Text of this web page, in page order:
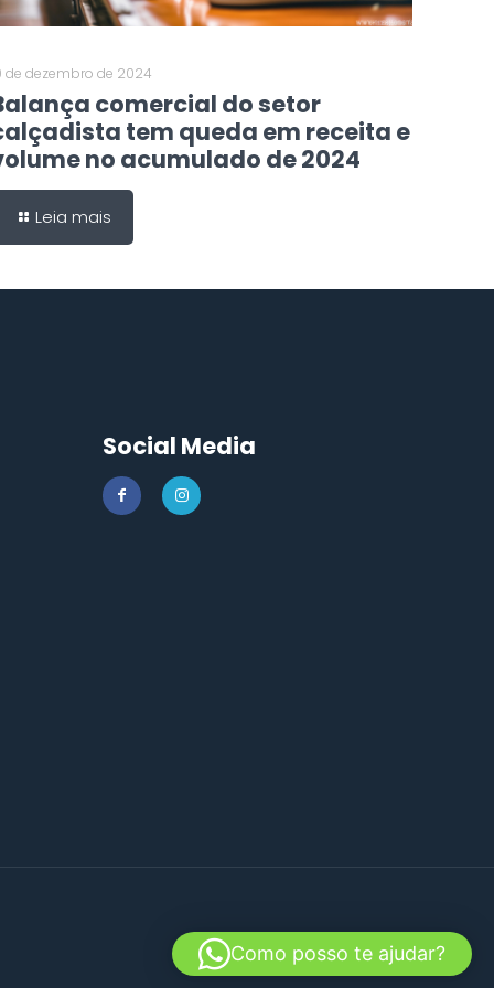
de dezembro de 2024
comercial do setor
tem queda em receita e
no acumulado de 2024
Leia mais
Social Media
Como posso te ajudar?